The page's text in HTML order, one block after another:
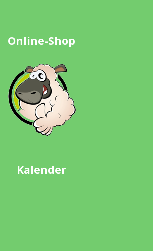
Online-Shop
Kalender